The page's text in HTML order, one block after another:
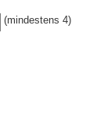
(mindestens 4)